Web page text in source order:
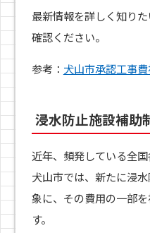
最新情報を詳しく知り
確認ください。
参考： 犬山市承認工事
浸水防止施設補助
近年、頻発している全国
犬山市では、新たに浸
象に、その費用の一部
す。